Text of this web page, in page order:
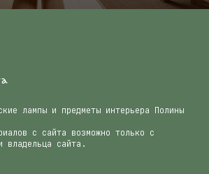
лампы и предметы интерьера Полины
с сайта возможно только с
владельца сайта.